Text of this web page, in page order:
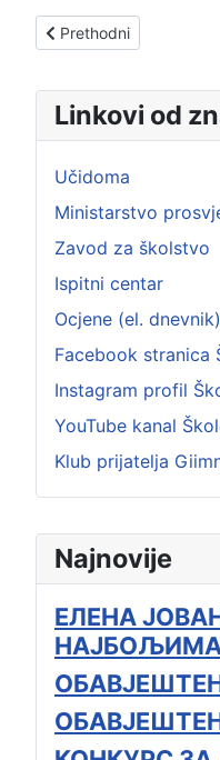
Najnovije
ЕЛЕНА
Prethodni članak: 4-E2
Prethodni
Linkovi od
Učidoma
Ministarstvo
Zavod za školstvo
Ispitni centar
Ocjene (el. dnevnik)
Facebook stranica
Instagram profil
YouTube kanal
Klub prijatelja